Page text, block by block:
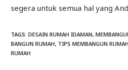
segera untuk semua hal yang
TAGS:DESAIN RUMAH IDAMAN,
BANGUN RUMAH, TIPS MEMBANGUN
RUMAH